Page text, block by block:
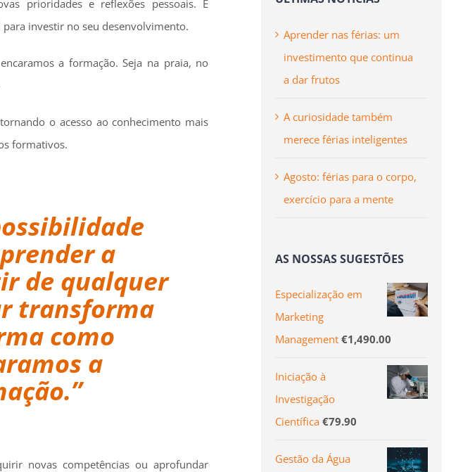
prioridades e reflexões pessoais. É
investir no seu desenvolvimento.
a formação. Seja na praia, no
o acesso ao conhecimento mais
formativos.
a
de qualquer
transforma
como
a
novas competências ou aprofundar
Aprender nas férias: um
investimento que continua
a dar frutos
A curiosidade também
merece férias inteligentes
Agosto: férias para o corpo,
exercício para a mente
AS NOSSAS SUGESTÕES
Especialização em
Marketing
Management €1,490.00
Iniciação à
Investigação
Científica €79.90
Gestão da Água